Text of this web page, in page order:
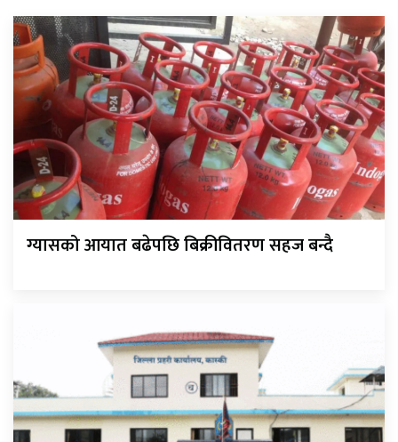
ग्यासको आयात बढेपछि बिक्रीवितरण सहज बन्दै